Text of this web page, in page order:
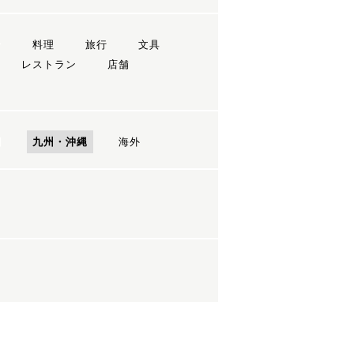
料理 旅行
文具
レストラン
店舗
九州・沖縄 海外